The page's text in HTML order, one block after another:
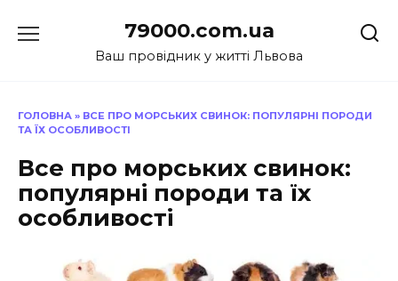
до
79000.com.ua
Ваш провідник у житті Львова
ГОЛОВНА » ВСЕ ПРО МОРСЬКИХ СВИНОК: ПОПУЛЯРНІ ПОРОДИ
ТА ЇХ ОСОБЛИВОСТІ
Все про морських свинок:
популярні породи та їх
особливості